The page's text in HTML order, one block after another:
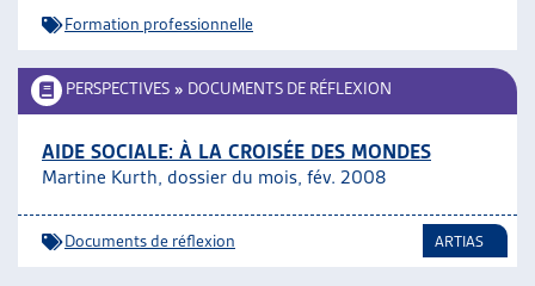
Formation professionnelle
PERSPECTIVES » DOCUMENTS DE RÉFLEXION
AIDE SOCIALE: À LA CROISÉE DES MONDES
Martine Kurth, dossier du mois, fév. 2008
Documents de réflexion ARTIAS